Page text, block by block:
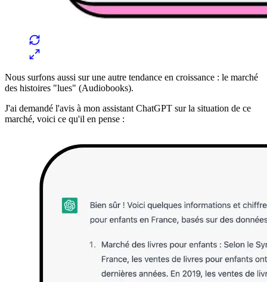
Nous surfons aussi sur une autre tendance en croissance : le marché
des histoires "lues" (Audiobooks).
J'ai demandé l'avis à mon assistant ChatGPT sur la situation de ce
marché, voici ce qu'il en pense :